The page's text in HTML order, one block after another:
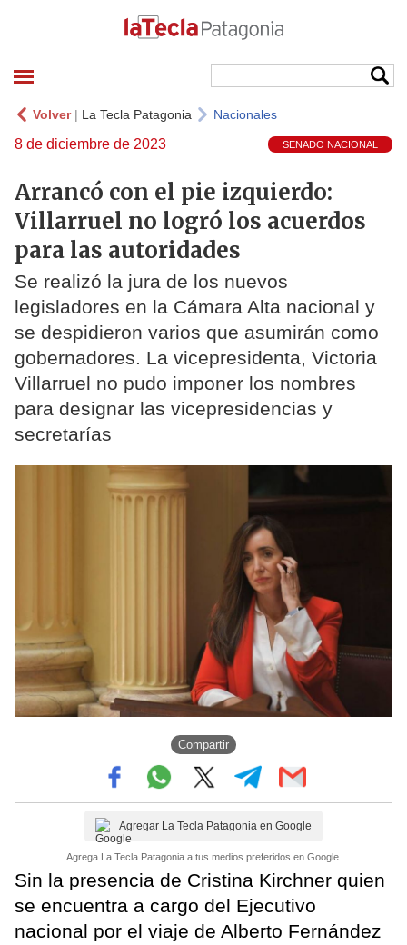
Volver| La Tecla Patagonia Nacionales
8 de diciembre de 2023 SENADO NACIONAL
Arrancó con el pie izquierdo:
Villarruel no logró los acuerdos
para las autoridades
Se realizó la jura de los nuevos
legisladores en la Cámara Alta nacional y
se despidieron varios que asumirán como
gobernadores. La vicepresidenta, Victoria
Villarruel no pudo imponer los nombres
para designar las vicepresidencias y
secretarías
Compartir
Agregar La Tecla Patagonia en Google
Agrega La Tecla Patagonia a tus medios preferidos en Google.
Sin la presencia de Cristina Kirchner quien
se encuentra a cargo del Ejecutivo
nacional por el viaje de Alberto Fernández